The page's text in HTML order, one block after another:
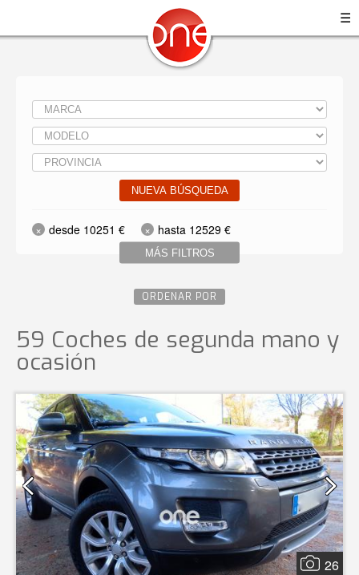
☰
NUEVA BÚSQUEDA
MÁS FILTROS
desde 10251 € hasta 12529 €
ORDENAR POR
59 Coches de segunda mano y
ocasión
26